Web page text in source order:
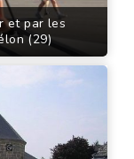
et par les
(29)